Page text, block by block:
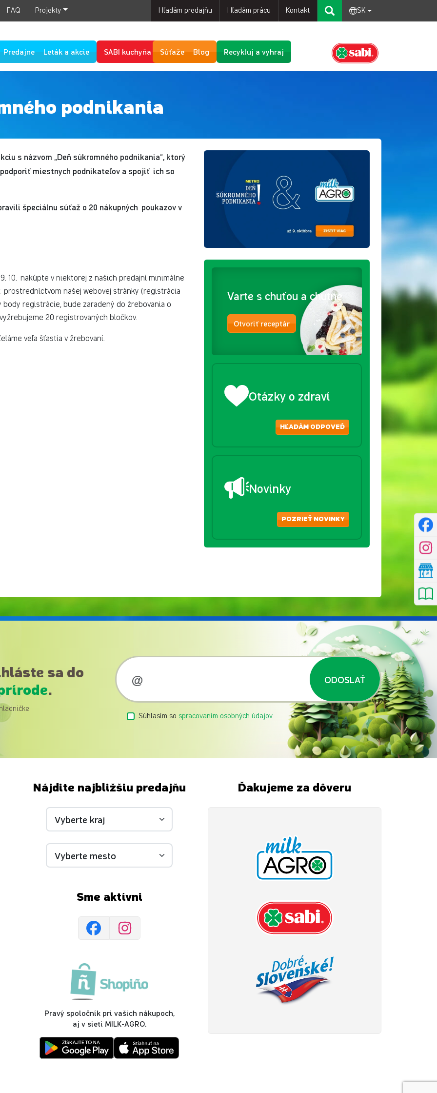
FAQ Projekty Hľadám predajňu Hľadám prácu Kontakt SK
Predajne Leták a akcie SABI kuchyňa Súťaže Blog Recykluj a vyhraj
podnikania
s názvom „Deň súkromného podnikania“, ktorý
miestnych podnikateľov a spojiť ich so
špeciálnu súťaž o 20 nákupných poukazov v
10. nakúpte v niektorej z našich predajní minimálne
našej webovej stránky (registrácia
registrácie, bude zaradený do žrebovania o
20 registrovaných bločkov.
veľa šťastia v žrebovaní.
Varte s chuťou a chutne
Otvoriť receptár
Otázky o zdraví
HĽADÁM ODPOVEĎ
Novinky
POZRIEŤ NOVINKY
sa do
.
ODOSLAŤ
Súhlasím so spracovaním osobných údajov
Nájdite najbližšiu predajňu
Sme aktívni
Pravý spoločník pri vašich nákupoch,
aj v sieti MILK-AGRO.
Ďakujeme za dôveru